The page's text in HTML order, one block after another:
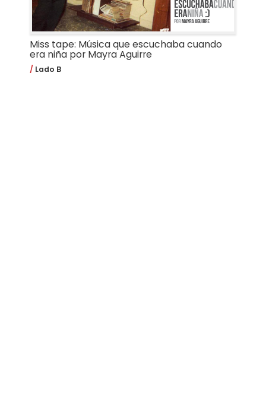
Miss tape: Música que escuchaba cuando
era niña por Mayra Aguirre
Lado B